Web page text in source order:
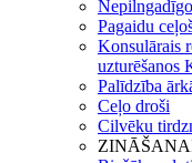
Pagaidu
Konsulārais
uzturēšanos
Palīdzība
Ceļo droši
Cilvēku